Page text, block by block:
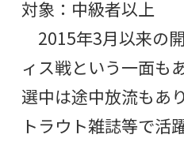
対象：中級者以上
2015年3月以来の
ィス戦という一面も
選中は途中放流もあ
トラウト雑誌等で活